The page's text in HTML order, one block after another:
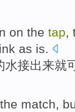
on the tap,
as is.
水接出来就
the match,